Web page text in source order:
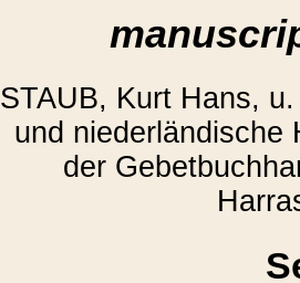
STAUB, Kurt Hans,
und niederländische
der